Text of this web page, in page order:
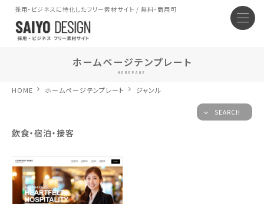
採用・ビジネスに特化したフリー素材サイト / 無料・商用可
ホームページテンプレート
HOMEPAGE
HOME ホームページテンプレート ジャンル
SEARCH
オウンドメディア (0)
ランディングページ (6)
プロフィールサイト・SNSリンク集 (3)
ジャンル
飲食・宿泊・接客